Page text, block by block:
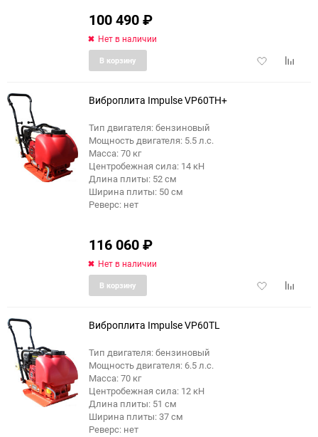
100 490₽
Нет в наличии
Добавить
В корзину
Виброплита Impulse VP60TH+
Тип двигателя: бензиновый
Мощность двигателя: 5.5 л.с.
Масса: 70 кг
Центробежная сила: 14 кН
Длина плиты: 52 см
Ширина плиты: 50 см
Реверс: нет
116 060₽
Нет в наличии
Добавить
В корзину
Виброплита Impulse VP60TL
Тип двигателя: бензиновый
Мощность двигателя: 6.5 л.с.
Масса: 70 кг
Центробежная сила: 12 кН
Длина плиты: 51 см
Ширина плиты: 37 см
Реверс: нет